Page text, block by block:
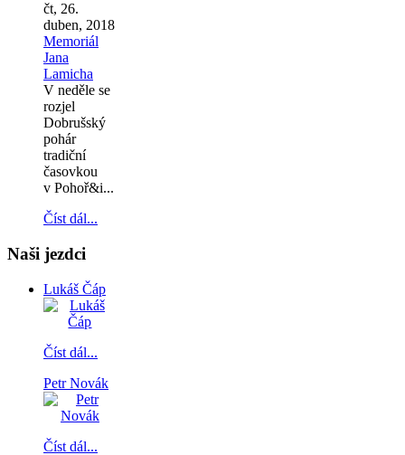
čt, 26.
duben, 2018
Memoriál
Jana
Lamicha
V neděle se
rozjel
Dobrušský
pohár
tradiční
časovkou
v Pohoř&i...
Číst dál...
Naši jezdci
Lukáš Čáp
Číst dál...
Petr Novák
Číst dál...